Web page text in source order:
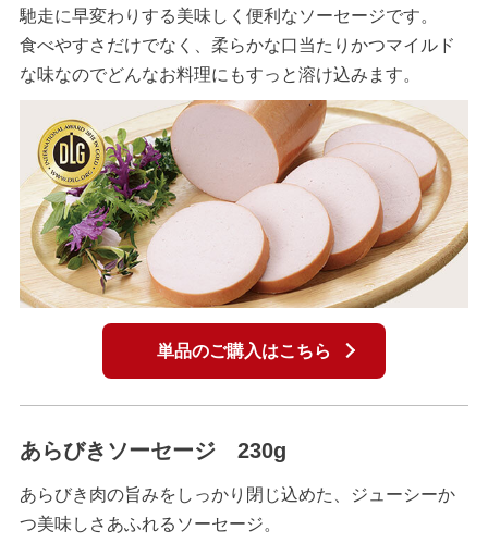
馳走に早変わりする美味しく便利なソーセージです。
食べやすさだけでなく、柔らかな口当たりかつマイルド
な味なのでどんなお料理にもすっと溶け込みます。
単品のご購入はこちら
あらびきソーセージ 230g
あらびき肉の旨みをしっかり閉じ込めた、ジューシーか
つ美味しさあふれるソーセージ。